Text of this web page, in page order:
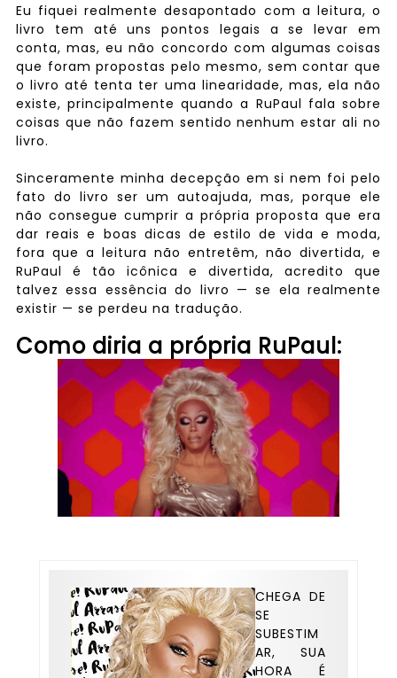
Eu fiquei realmente desapontado com a leitura, o
livro tem até uns pontos legais a se levar em
conta, mas, eu não concordo com algumas coisas
que foram propostas pelo mesmo, sem contar que
o livro até tenta ter uma linearidade, mas, ela não
existe, principalmente quando a RuPaul fala sobre
coisas que não fazem sentido nenhum estar ali no
livro.
Sinceramente minha decepção em si nem foi pelo
fato do livro ser um autoajuda, mas, porque ele
não consegue cumprir a própria proposta que era
dar reais e boas dicas de estilo de vida e moda,
fora que a leitura não entretêm, não divertida, e
RuPaul é tão icônica e divertida, acredito que
talvez essa essência do livro — se ela realmente
existir — se perdeu na tradução.
Como diria a própria RuPaul:
CHEGA DE
SE
SUBESTIM
AR, SUA
HORA É